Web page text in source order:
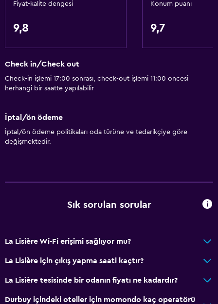
Fiyat-kalite dengesi
9,8
Konum puanı
9,7
Check in/Check out
Check-in işlemi 17:00 sonrası, check-out işlemi 11:00 öncesi
herhangi bir saatte yapılabilir
İptal/ön ödeme
İptal/ön ödeme politikaları oda türüne ve tedarikçiye göre
değişmektedir.
Sık sorulan sorular
La Lisière Wi-Fi erişimi sağlıyor mu?
La Lisière için çıkış yapma saati kaçtır?
La Lisière tesisinde bir odanın fiyatı ne kadardır?
Durbuy içindeki oteller için momondo kaç operatörü